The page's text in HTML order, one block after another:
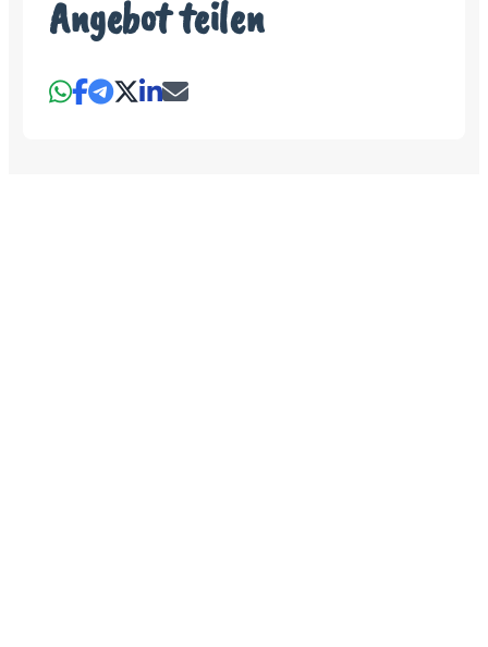
Angebot teilen